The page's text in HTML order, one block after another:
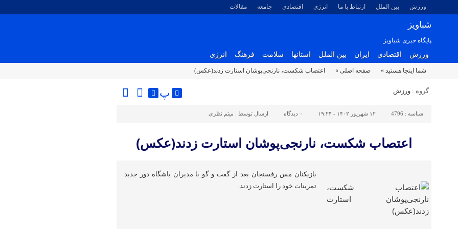
ورزش بین الملل ارتباط با ما انرژی اقتصادی جامعه مقالات
شباویز
پایگاه خبری شباویز
ورزش اقتصادی ایران بین الملل استانها سلامت فرهنگ انرژی
شما اینجا هستید » صفحه اصلی » اعتصاب شکست، نارنجی‌پوشان استارت زدند(عکس)
گروه : ورزش پ
شناسه : 4796 ۱۲ شهریور ۱۴۰۲ - ۱۹:۲۴ ۰ دیدگاه ارسال توسط : میثم نظری
اعتصاب شکست، نارنجی‌پوشان استارت زدند(عکس)
بازیکنان مس رفسنجان بعد از گفت و گو با مدیران باشگاه دور جدید
تمرینات خود را استارت زدند.